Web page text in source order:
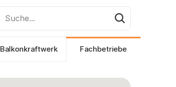
Suche...
Balkonkraftwerk Fachbetriebe